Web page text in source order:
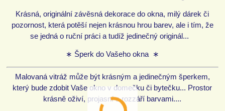
Krásná, originální závěsná dekorace do okna, milý dárek či
pozornost, která potěší nejen krásnou hrou barev, ale i tím, že
se jedná o ruční práci a tudíž jedinečný originál...
∗ Šperk do Vašeho okna ∗
Malovaná vitráž může být krásným a jedinečným šperkem,
který bude zdobit Vaše okno v domečku či bytečku... Prostor
krásně oživí, projasní a rozzáří barvami....